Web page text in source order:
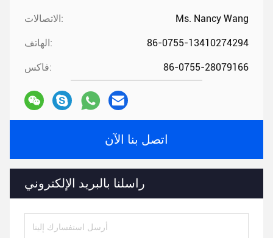
الاتصالات: Ms. Nancy Wang
الهاتف: 86-0755-13410274294
فاكس: 86-0755-28079166
اتصل بنا الآن
راسلنا بالبريد الإلكتروني